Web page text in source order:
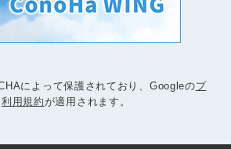
によって保護されており、Googleのプ
利用規約が適用されます。